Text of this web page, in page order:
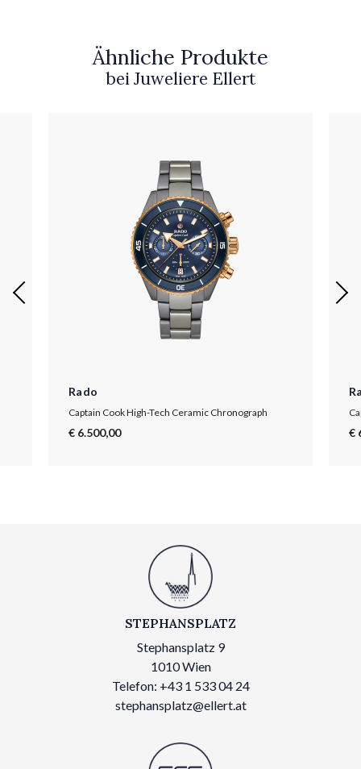
Ähnliche Produkte
bei Juweliere Ellert
Rado
Captain Cook High-Tech Ceramic Chronograph
€ 6.500,00 €
STEPHANSPLATZ
Stephansplatz 9
1010 Wien
Telefon: +43 1 533 04 24
stephansplatz@ellert.at